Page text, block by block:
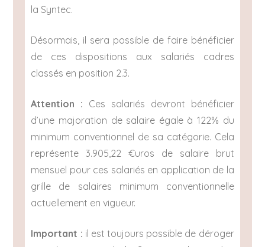
la Syntec.
Désormais, il sera possible de faire bénéficier
de ces dispositions aux salariés cadres
classés en position 2.3.
Attention : Ces salariés devront bénéficier
d’une majoration de salaire égale à 122% du
minimum conventionnel de sa catégorie. Cela
représente 3.905,22 €uros de salaire brut
mensuel pour ces salariés en application de la
grille de salaires minimum conventionnelle
actuellement en vigueur.
Important : il est toujours possible de déroger